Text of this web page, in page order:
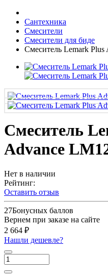
Сантехника
Смесители
Смесители для биде
Смеситель Lemark
Смеситель
Advance
Нет в наличии
Рейтинг:
Оставить отзыв
27Бонусных баллов
Вернем при заказе на сайте
2 664 ₽
Нашли дешевле?